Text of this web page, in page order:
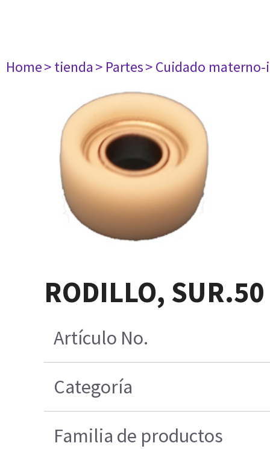
Home> tienda> Partes> Cuidado
RODILLO,
Artículo No.
Categoría
Familia de productos